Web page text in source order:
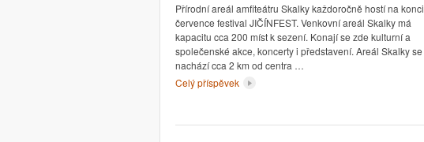
Přírodní areál amfiteátru Skalky každoročně hostí na konci
července festival JIČÍNFEST. Venkovní areál Skalky má
kapacitu cca 200 míst k sezení. Konají se zde kulturní a
společenské akce, koncerty i představení. Areál Skalky se
nachází cca 2 km od centra …
Celý příspěvek